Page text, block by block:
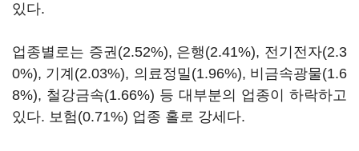
있다.
업종별로는 증권(2.52%), 은행(2.41%), 전기전자(2.3
0%), 기계(2.03%), 의료정밀(1.96%), 비금속광물(1.6
8%), 철강금속(1.66%) 등 대부분의 업종이 하락하고
있다. 보험(0.71%) 업종 홀로 강세다.